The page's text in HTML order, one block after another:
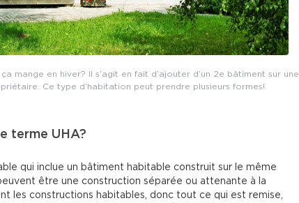
mange en hiver? Il s’agit en fait d’ajouter d’un 2e bâtiment sur une
Ce type d’habitation peut prendre plusieurs formes!
terme UHA?
qui inclue un bâtiment habitable construit sur le même
être une construction séparée ou attenante à la
les constructions habitables, donc tout ce qui est remise,